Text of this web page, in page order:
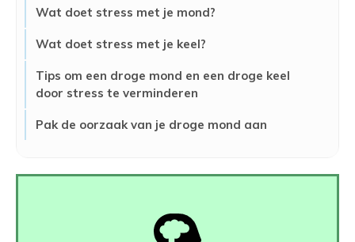
Wat doet stress met je mond?
Wat doet stress met je keel?
Tips om een droge mond en een droge keel
door stress te verminderen
Pak de oorzaak van je droge mond aan